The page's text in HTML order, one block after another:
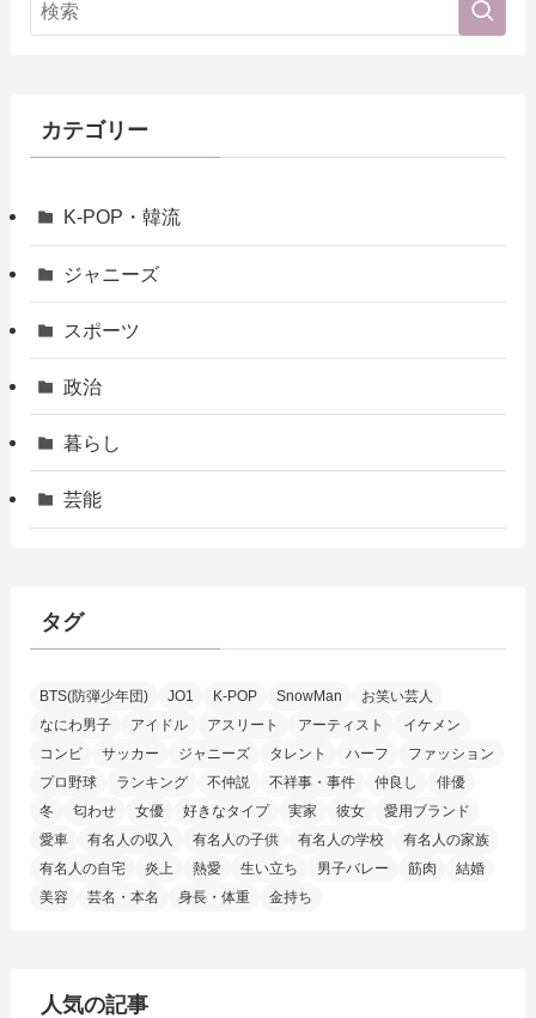
カテゴリー
K-POP・韓流
ジャニーズ
スポーツ
政治
暮らし
芸能
タグ
BTS(防弾少年団) JO1 K-POP SnowMan
お笑い芸人
なにわ男子
アイドル アスリート アーティスト
イケメン
コンビ
サッカー ジャニーズ タレント ハーフ
ファッション
プロ野球
ランキング 不仲説 不祥事・事件 仲良し
俳優
冬
匂わせ 女優 好きなタイプ 実家 彼女
愛用ブランド
愛車
有名人の収入 有名人の子供 有名人の学校
有名人の家族
有名人の自宅
炎上 熱愛 生い立ち 男子バレー 筋肉
結婚
美容
芸名・本名 身長・体重 金持ち
人気の記事